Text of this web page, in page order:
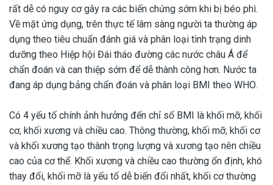
rất dễ có nguy cơ gây ra các biến chứng sớm khi bị béo phì.
Về mặt ứng dụng, trên thực tế lâm sàng người ta thường áp
dụng theo tiêu chuẩn đánh giá và phân loại tình trạng dinh
dưỡng theo Hiệp hội Đái tháo đường các nước châu Á để
chẩn đoán và can thiệp sớm để dễ thành công hơn. Nước ta
đang áp dụng bảng chẩn đoán và phân loại BMI theo WHO.
Có 4 yếu tố chính ảnh hưởng đến chỉ số BMI là khối mỡ, khối
cơ, khối xương và chiều cao. Thông thường, khối mỡ, khối cơ
và khối xương tạo thành trọng lượng và xương tạo nên chiều
cao của cơ thể. Khối xương và chiều cao thường ổn định, khó
thay đổi, khối mỡ là yếu tố dễ biến đổi nhất, khối cơ thường